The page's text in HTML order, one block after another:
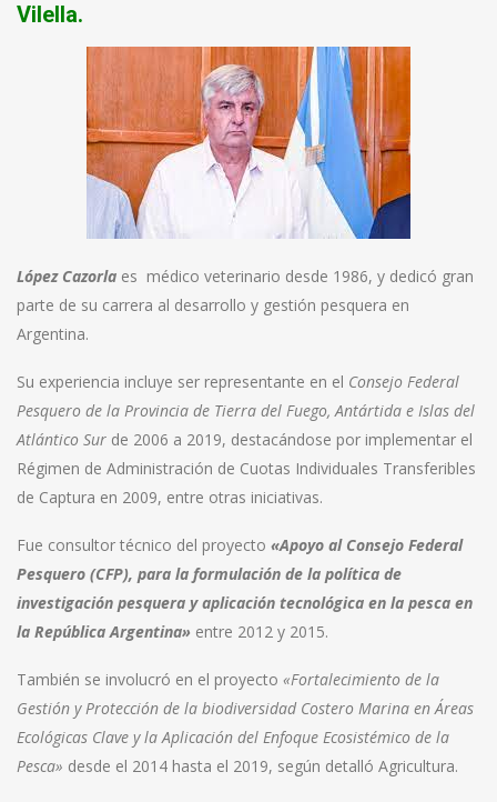
Vilella.
López Cazorla es médico veterinario desde 1986, y dedicó gran
parte de su carrera al desarrollo y gestión pesquera en
Argentina.
Su experiencia incluye ser representante en el Consejo Federal
Pesquero de la Provincia de Tierra del Fuego, Antártida e Islas del
Atlántico Sur de 2006 a 2019, destacándose por implementar el
Régimen de Administración de Cuotas Individuales Transferibles
de Captura en 2009, entre otras iniciativas.
Fue consultor técnico del proyecto «Apoyo al Consejo Federal
Pesquero (CFP), para la formulación de la política de
investigación pesquera y aplicación tecnológica en la pesca en
la República Argentina» entre 2012 y 2015.
También se involucró en el proyecto «Fortalecimiento de la
Gestión y Protección de la biodiversidad Costero Marina en Áreas
Ecológicas Clave y la Aplicación del Enfoque Ecosistémico de la
Pesca» desde el 2014 hasta el 2019, según detalló Agricultura.